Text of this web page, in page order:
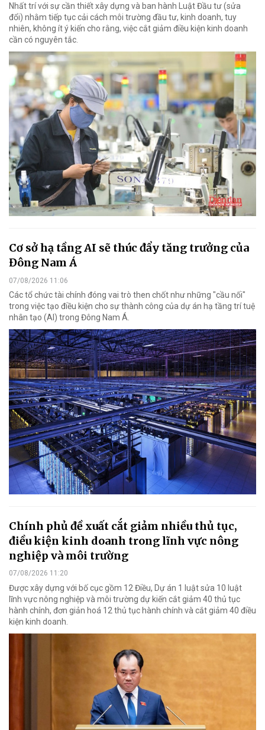
Nhất trí với sự cần thiết xây dựng và ban hành Luật Đầu tư (sửa
đổi) nhằm tiếp tục cải cách môi trường đầu tư, kinh doanh, tuy
nhiên, không ít ý kiến cho rằng, việc cắt giảm điều kiện kinh doanh
cần có nguyên tắc.
Cơ sở hạ tầng AI sẽ thúc đẩy tăng trưởng của
Đông Nam Á
07/08/2026 11:06
Các tổ chức tài chính đóng vai trò then chốt như những "cầu nối"
trong việc tạo điều kiện cho sự thành công của dự án hạ tầng trí tuệ
nhân tạo (AI) trong Đông Nam Á.
Chính phủ đề xuất cắt giảm nhiều thủ tục,
điều kiện kinh doanh trong lĩnh vực nông
nghiệp và môi trường
07/08/2026 11:20
Được xây dựng với bố cục gồm 12 Điều, Dự án 1 luật sửa 10 luật
lĩnh vực nông nghiệp và môi trường dự kiến cắt giảm 40 thủ tục
hành chính, đơn giản hoá 12 thủ tục hành chính và cắt giảm 40 điều
kiện kinh doanh.